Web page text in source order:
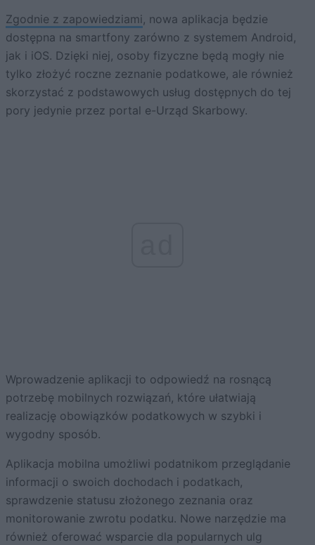
Zgodnie z zapowiedziami, nowa aplikacja będzie
dostępna na smartfony zarówno z systemem Android,
jak i iOS. Dzięki niej, osoby fizyczne będą mogły nie
tylko złożyć roczne zeznanie podatkowe, ale również
skorzystać z podstawowych usług dostępnych do tej
pory jedynie przez portal e-Urząd Skarbowy.
Wprowadzenie aplikacji to odpowiedź na rosnącą
potrzebę mobilnych rozwiązań, które ułatwiają
realizację obowiązków podatkowych w szybki i
wygodny sposób.
Aplikacja mobilna umożliwi podatnikom przeglądanie
informacji o swoich dochodach i podatkach,
sprawdzenie statusu złożonego zeznania oraz
monitorowanie zwrotu podatku. Nowe narzędzie ma
również oferować wsparcie dla popularnych ulg